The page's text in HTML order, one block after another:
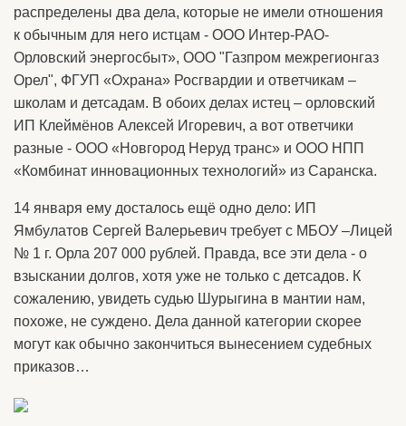
распределены два дела, которые не имели отношения
к обычным для него истцам - ООО Интер-РАО-
Орловский энергосбыт», ООО "Газпром межрегионгаз
Орел", ФГУП «Охрана» Росгвардии и ответчикам –
школам и детсадам. В обоих делах истец – орловский
ИП Клеймёнов Алексей Игоревич, а вот ответчики
разные - ООО «Новгород Неруд транс» и ООО НПП
«Комбинат инновационных технологий» из Саранска.
14 января ему досталось ещё одно дело: ИП
Ямбулатов Сергей Валерьевич требует с МБОУ –Лицей
№ 1 г. Орла 207 000 рублей. Правда, все эти дела - о
взыскании долгов, хотя уже не только с детсадов. К
сожалению, увидеть судью Шурыгина в мантии нам,
похоже, не суждено. Дела данной категории скорее
могут как обычно закончиться вынесением судебных
приказов…